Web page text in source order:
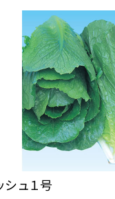
シュ１号